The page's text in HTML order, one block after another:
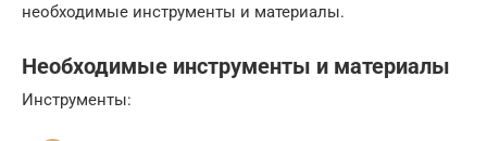
необходимые инструменты и материалы.
Необходимые инструменты и материалы
Инструменты: